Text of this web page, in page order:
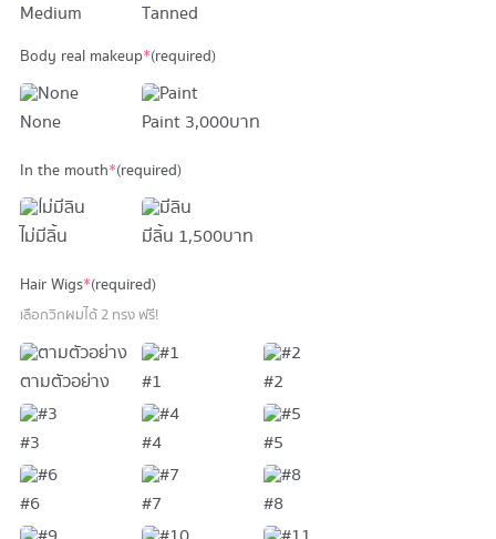
Medium Tanned
Body real makeup*(required)
None Paint 3,000 บาท
In the mouth*(required)
ไม่มีลิ้น มีลิ้น 1,500 บาท
Hair Wigs*(required)
เลือกวิกผมได้ 2 ทรง ฟรี!
ตามตัวอย่าง #1 #2
#3 #4 #5
#6 #7 #8